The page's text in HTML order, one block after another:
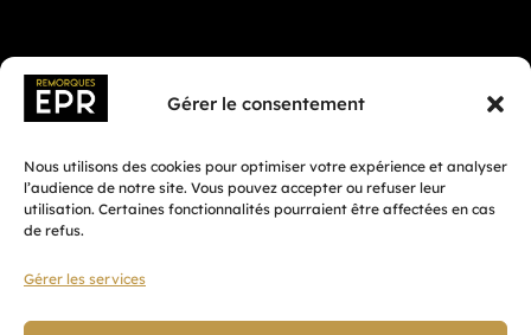
Gérer le consentement
Nous utilisons des cookies pour optimiser votre expérience et analyser
l’audience de notre site. Vous pouvez accepter ou refuser leur
utilisation. Certaines fonctionnalités pourraient être affectées en cas
de refus.
Gérer les services